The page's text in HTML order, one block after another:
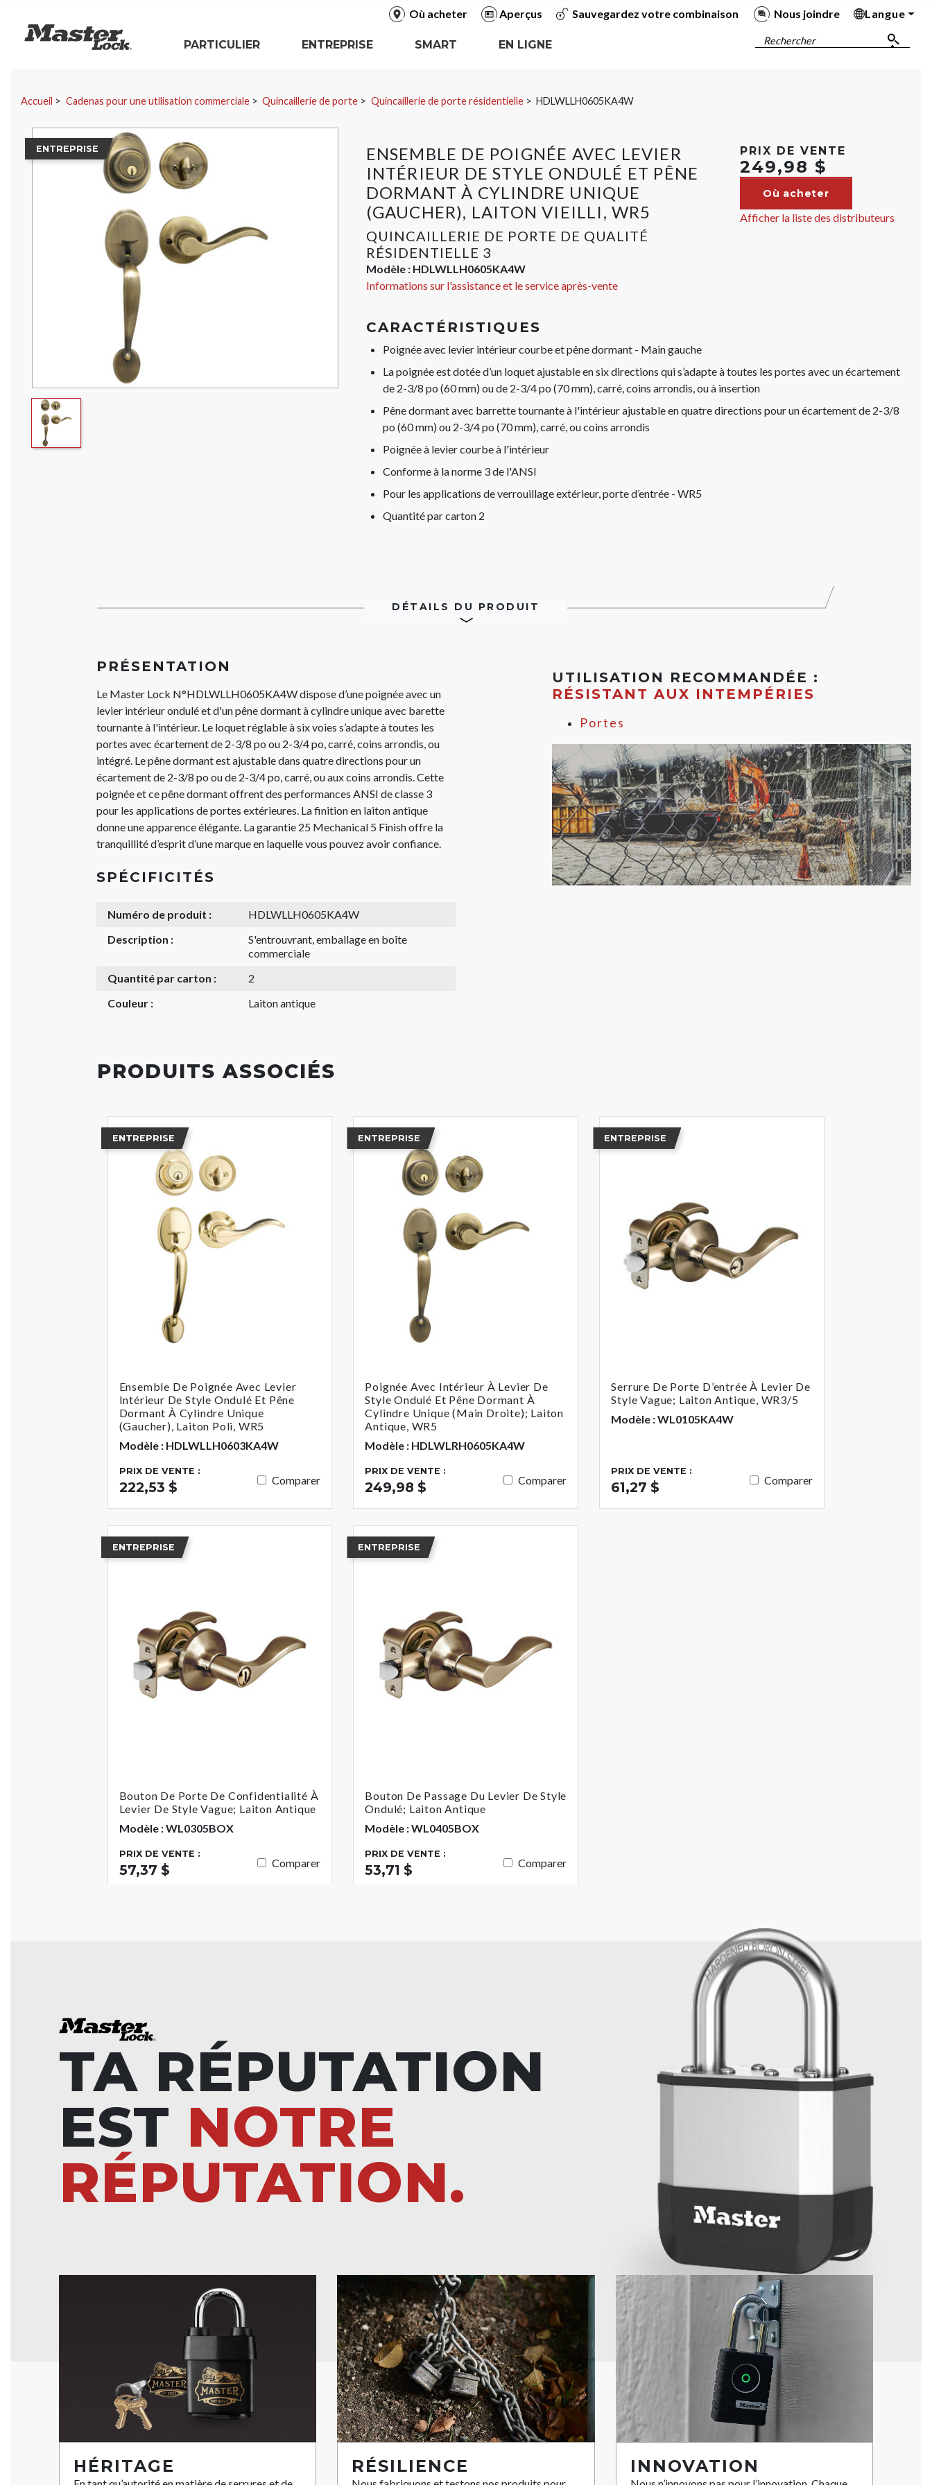
Où acheter Aperçus Sauvegardez votre combinaison Nous joindre
Langue
Master Lock
Rechercher
PARTICULIER
ENTREPRISE
SMART
EN LIGNE
Accueil Cadenas pour une utilisation commerciale Quincaillerie de porte Quincaillerie de porte résidentielle HDLWLLH0605KA4W
ENSEMBLE DE POIGNÉE AVEC LEVIER
INTÉRIEUR DE STYLE ONDULÉ ET PÊNE
DORMANT À CYLINDRE UNIQUE
(GAUCHER), LAITON VIEILLI, WR5
QUINCAILLERIE DE PORTE DE QUALITÉ
RÉSIDENTIELLE 3
Modèle : HDLWLLH0605KA4W
Informations sur l'assistance et le service après-vente
ENTREPRISE PRIX DE VENTE
249,98 $
Où acheter
Afficher la liste des distributeurs
CARACTÉRISTIQUES
Poignée avec levier intérieur courbe et pêne dormant - Main gauche
La poignée est dotée d’un loquet ajustable en six directions qui s’adapte à toutes les portes avec un écartement
de 2-3/8 po (60 mm) ou de 2-3/4 po (70 mm), carré, coins arrondis, ou à insertion
Pêne dormant avec barrette tournante à l'intérieur ajustable en quatre directions pour un écartement de 2-3/8
po (60 mm) ou 2-3/4 po (70 mm), carré, ou coins arrondis
Poignée à levier courbe à l'intérieur
Conforme à la norme 3 de l'ANSI
Pour les applications de verrouillage extérieur, porte d’entrée - WR5
Quantité par carton 2
DÉTAILS DU PRODUIT
PRÉSENTATION
Le Master Lock N°HDLWLLH0605KA4W dispose d’une poignée avec un
levier intérieur ondulé et d'un pêne dormant à cylindre unique avec barette
tournante à l'intérieur. Le loquet réglable à six voies s’adapte à toutes les
portes avec écartement de 2-3/8 po ou 2-3/4 po, carré, coins arrondis, ou
intégré. Le pêne dormant est ajustable dans quatre directions pour un
écartement de 2-3/8 po ou de 2-3/4 po, carré, ou aux coins arrondis. Cette
poignée et ce pêne dormant offrent des performances ANSI de classe 3
pour les applications de portes extérieures. La finition en laiton antique
donne une apparence élégante. La garantie 25 Mechanical 5 Finish offre la
tranquillité d’esprit d’une marque en laquelle vous pouvez avoir confiance.
SPÉCIFICITÉS
Numéro de produit :
HDLWLLH0605KA4W
Description :
S'entrouvrant, emballage en boîte
commerciale
Quantité par carton :
2
Couleur :
Laiton antique
UTILISATION RECOMMANDÉE :
RÉSISTANT AUX INTEMPÉRIES
Portes
PRODUITS ASSOCIÉS
ENTREPRISE
Ensemble De Poignée Avec Levier
Intérieur De Style Ondulé Et Pêne
Dormant À Cylindre Unique
(gaucher), Laiton Poli, WR5
Modèle : HDLWLLH0603KA4W
PRIX DE VENTE :
222,53 $ Comparer
ENTREPRISE
Poignée Avec Intérieur À Levier De
Style Ondulé Et Pêne Dormant À
Cylindre Unique (main Droite); Laiton
Antique, WR5
Modèle : HDLWLRH0605KA4W
PRIX DE VENTE :
249,98 $ Comparer
ENTREPRISE
Serrure De Porte D’entrée À Levier De
Style Vague; Laiton Antique, WR3/5
Modèle : WL0105KA4W
PRIX DE VENTE :
61,27 $ Comparer
ENTREPRISE
Bouton De Porte De Confidentialité À
Levier De Style Vague; Laiton Antique
Modèle : WL0305BOX
PRIX DE VENTE :
57,37 $ Comparer
ENTREPRISE
Bouton De Passage Du Levier De Style
Ondulé; Laiton Antique
Modèle : WL0405BOX
PRIX DE VENTE :
53,71 $ Comparer
TA RÉPUTATION
EST NOTRE
RÉPUTATION.
HÉRITAGE RÉSILIENCE INNOVATION